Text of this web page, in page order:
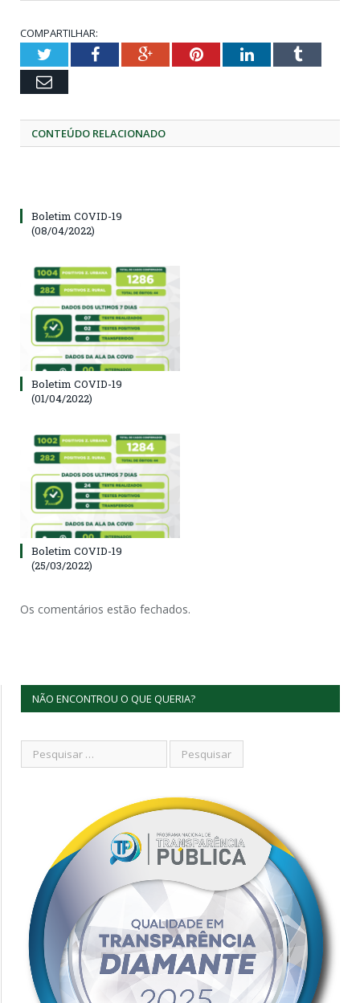
COMPARTILHAR:
TwitterFacebookGoogle+PinterestLinkedInTumblr
Email
CONTEÚDO RELACIONADO
Boletim COVID-19
(08/04/2022)
Boletim COVID-19
(01/04/2022)
Boletim COVID-19
(25/03/2022)
Os comentários estão fechados.
NÃO ENCONTROU O QUE QUERIA?